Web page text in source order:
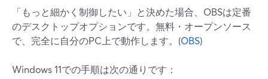
「もっと細かく制御したい」と決めた場合、OBSは定番
のデスクトップオプションです。無料・オープンソース
で、完全に自分のPC上で動作します。(OBS)
Windows 11での手順は次の通りです：